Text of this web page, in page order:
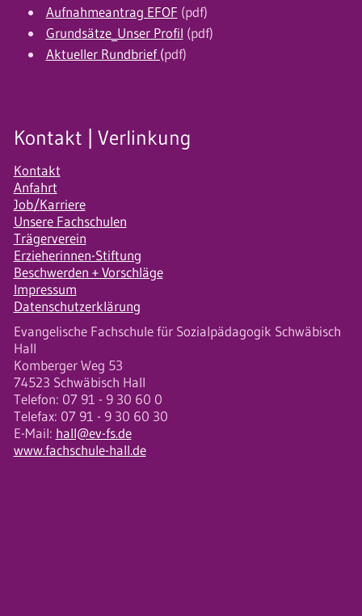
Aufnahmeantrag EFOF (pdf)
Grundsätze_Unser Profil (pdf)
Aktueller Rundbrief (pdf)
Kontakt | Verlinkung
Kontakt
Anfahrt
Job/Karriere
Unsere Fachschulen
Trägerverein
Erzieherinnen-Stiftung
Beschwerden + Vorschläge
Impressum
Datenschutzerklärung
Evangelische Fachschule für Sozialpädagogik Schwäbisch
Hall
Komberger Weg 53
74523 Schwäbisch Hall
Telefon: 07 91 - 9 30 60 0
Telefax: 07 91 - 9 30 60 30
E-Mail: hall@ev-fs.de
www.fachschule-hall.de